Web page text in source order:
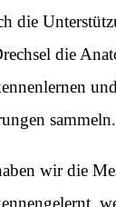
die
die
sammeln.
wir die